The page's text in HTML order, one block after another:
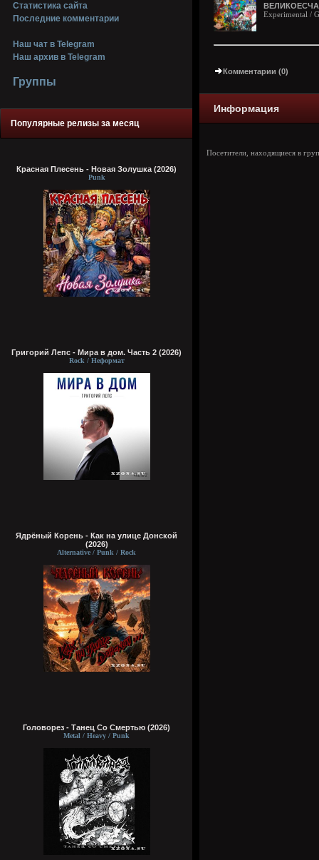
Статистика сайта
Последние комментарии
Наш чат в Telegram
Наш архив в Telegram
Группы
Популярные релизы за месяц
Красная Плесень - Новая Золушка (2026)
Punk
Григорий Лепс - Мира в дом. Часть 2 (2026)
Rock / Неформат
Ядрёный Корень - Как на улице Донской
(2026)
Alternative / Punk / Rock
Головорез - Tанец Со Смертью (2026)
Metal / Heavy / Punk
Experimental /
Комментарии (0)
Информация
Посетители, находящиеся в